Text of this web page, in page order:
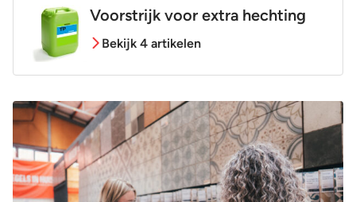
Voorstrijk voor extra hechting
Bekijk 4 artikelen